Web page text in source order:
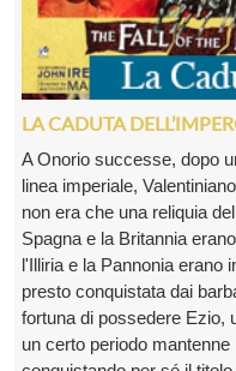
LA CADUTA
A Onorio successe, dopo
linea imperiale,
non era che una reliquia
Spagna e la Britannia
l'Illiria e la Pannonia erano
presto conquistata dai
fortuna di possedere Ezio,
un certo periodo